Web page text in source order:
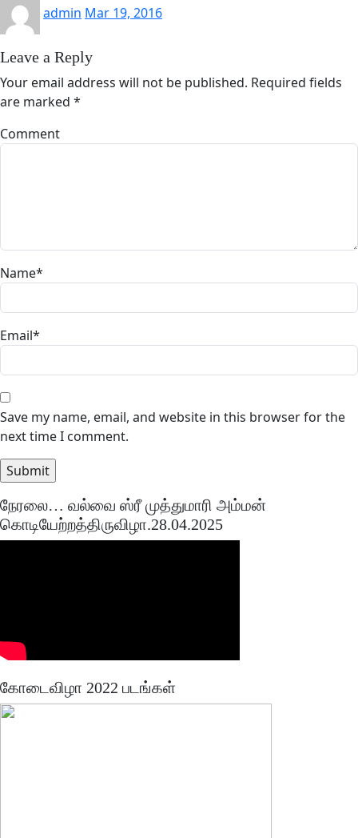
admin Mar 19, 2016
Leave a Reply
Your email address will not be published. Required fields
are marked *
Comment
Name*
Email*
Save my name, email, and website in this browser for the
next time I comment.
நேரலை… வல்வை ஸ்ரீ முத்துமாரி அம்மன்
கொடியேற்றத்திருவிழா.28.04.2025
கோடைவிழா 2022 படங்கள்